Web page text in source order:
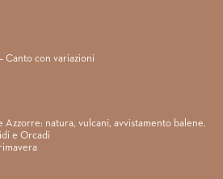
Canto con variazioni
Azzorre: natura, vulcani, avvistamento balene.
e Orcadi